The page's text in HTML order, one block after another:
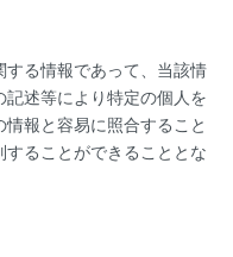
する情報であって、当該情
述等により特定の個人を
報と容易に照合すること
ることができることとな